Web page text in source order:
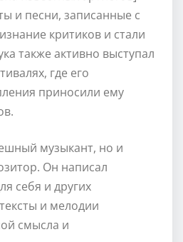
и песни, записанные с
критиков и стали
также активно выступал
где его
приносили ему
музыкант, но и
Он написал
себя и других
и мелодии
смысла и